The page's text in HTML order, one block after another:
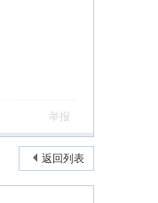
举报
返回列表